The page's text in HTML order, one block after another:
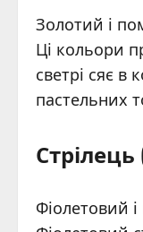
Золотий і
Ці кольори
светрі сяє в
пастельних
Стрілець
Фіолетовий